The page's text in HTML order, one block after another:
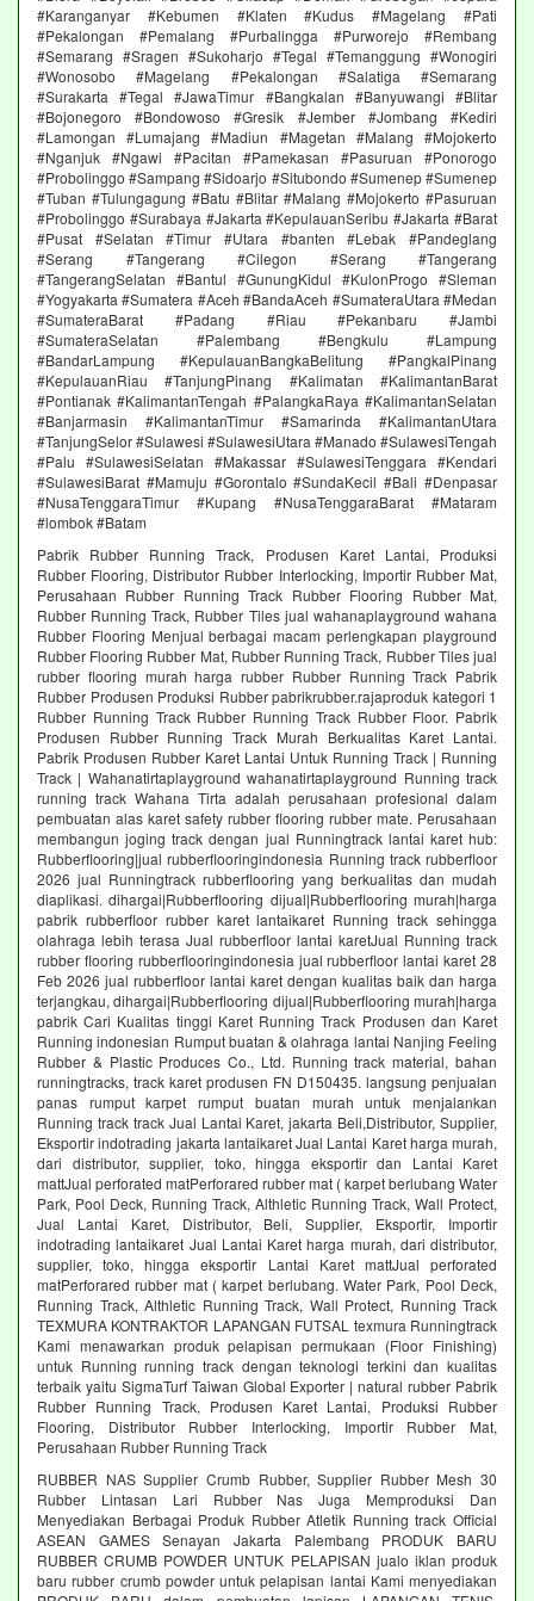
#Karanganyar #Kebumen #Klaten #Kudus #Magelang #Pati
#Pekalongan #Pemalang #Purbalingga #Purworejo #Rembang
#Semarang #Sragen #Sukoharjo #Tegal #Temanggung #Wonogiri
#Wonosobo #Magelang #Pekalongan #Salatiga #Semarang
#Surakarta #Tegal #JawaTimur #Bangkalan #Banyuwangi #Blitar
#Bojonegoro #Bondowoso #Gresik #Jember #Jombang #Kediri
#Lamongan #Lumajang #Madiun #Magetan #Malang #Mojokerto
#Nganjuk #Ngawi #Pacitan #Pamekasan #Pasuruan #Ponorogo
#Probolinggo #Sampang #Sidoarjo #Situbondo #Sumenep #Sumenep
#Tuban #Tulungagung #Batu #Blitar #Malang #Mojokerto #Pasuruan
#Probolinggo #Surabaya #Jakarta #KepulauanSeribu #Jakarta #Barat
#Pusat #Selatan #Timur #Utara #banten #Lebak #Pandeglang
#Serang #Tangerang #Cilegon #Serang #Tangerang
#TangerangSelatan #Bantul #GunungKidul #KulonProgo #Sleman
#Yogyakarta #Sumatera #Aceh #BandaAceh #SumateraUtara #Medan
#SumateraBarat #Padang #Riau #Pekanbaru #Jambi
#SumateraSelatan #Palembang #Bengkulu #Lampung
#BandarLampung #KepulauanBangkaBelitung #PangkalPinang
#KepulauanRiau #TanjungPinang #Kalimatan #KalimantanBarat
#Pontianak #KalimantanTengah #PalangkaRaya #KalimantanSelatan
#Banjarmasin #KalimantanTimur #Samarinda #KalimantanUtara
#TanjungSelor #Sulawesi #SulawesiUtara #Manado #SulawesiTengah
#Palu #SulawesiSelatan #Makassar #SulawesiTenggara #Kendari
#SulawesiBarat #Mamuju #Gorontalo #SundaKecil #Bali #Denpasar
#NusaTenggaraTimur #Kupang #NusaTenggaraBarat #Mataram
#lombok #Batam
Pabrik Rubber Running Track, Produsen Karet Lantai, Produksi
Rubber Flooring, Distributor Rubber Interlocking, Importir Rubber Mat,
Perusahaan Rubber Running Track Rubber Flooring Rubber Mat,
Rubber Running Track, Rubber Tiles jual wahanaplayground wahana
Rubber Flooring Menjual berbagai macam perlengkapan playground
Rubber Flooring Rubber Mat, Rubber Running Track, Rubber Tiles jual
rubber flooring murah harga rubber Rubber Running Track Pabrik
Rubber Produsen Produksi Rubber pabrikrubber.rajaproduk kategori 1
Rubber Running Track Rubber Running Track Rubber Floor. Pabrik
Produsen Rubber Running Track Murah Berkualitas Karet Lantai.
Pabrik Produsen Rubber Karet Lantai Untuk Running Track | Running
Track | Wahanatirtaplayground wahanatirtaplayground Running track
running track Wahana Tirta adalah perusahaan profesional dalam
pembuatan alas karet safety rubber flooring rubber mate. Perusahaan
membangun joging track dengan jual Runningtrack lantai karet hub:
Rubberflooring|jual rubberflooringindonesia Running track rubberfloor
2026 jual Runningtrack rubberflooring yang berkualitas dan mudah
diaplikasi. dihargai|Rubberflooring dijual|Rubberflooring murah|harga
pabrik rubberfloor rubber karet lantaikaret Running track sehingga
olahraga lebih terasa Jual rubberfloor lantai karetJual Running track
rubber flooring rubberflooringindonesia jual rubberfloor lantai karet 28
Feb 2026 jual rubberfloor lantai karet dengan kualitas baik dan harga
terjangkau, dihargai|Rubberflooring dijual|Rubberflooring murah|harga
pabrik Cari Kualitas tinggi Karet Running Track Produsen dan Karet
Running indonesian Rumput buatan & olahraga lantai Nanjing Feeling
Rubber & Plastic Produces Co., Ltd. Running track material, bahan
runningtracks, track karet produsen FN D150435. langsung penjualan
panas rumput karpet rumput buatan murah untuk menjalankan
Running track track Jual Lantai Karet, jakarta Beli,Distributor, Supplier,
Eksportir indotrading jakarta lantaikaret Jual Lantai Karet harga murah,
dari distributor, supplier, toko, hingga eksportir dan Lantai Karet
mattJual perforated matPerforared rubber mat ( karpet berlubang Water
Park, Pool Deck, Running Track, Althletic Running Track, Wall Protect,
Jual Lantai Karet, Distributor, Beli, Supplier, Eksportir, Importir
indotrading lantaikaret Jual Lantai Karet harga murah, dari distributor,
supplier, toko, hingga eksportir Lantai Karet mattJual perforated
matPerforared rubber mat ( karpet berlubang. Water Park, Pool Deck,
Running Track, Althletic Running Track, Wall Protect, Running Track
TEXMURA KONTRAKTOR LAPANGAN FUTSAL texmura Runningtrack
Kami menawarkan produk pelapisan permukaan (Floor Finishing)
untuk Running running track dengan teknologi terkini dan kualitas
terbaik yaitu SigmaTurf Taiwan Global Exporter | natural rubber Pabrik
Rubber Running Track, Produsen Karet Lantai, Produksi Rubber
Flooring, Distributor Rubber Interlocking, Importir Rubber Mat,
Perusahaan Rubber Running Track
RUBBER NAS Supplier Crumb Rubber, Supplier Rubber Mesh 30
Rubber Lintasan Lari Rubber Nas Juga Memproduksi Dan
Menyediakan Berbagai Produk Rubber Atletik Running track Official
ASEAN GAMES Senayan Jakarta Palembang PRODUK BARU
RUBBER CRUMB POWDER UNTUK PELAPISAN jualo iklan produk
baru rubber crumb powder untuk pelapisan lantai Kami menyediakan